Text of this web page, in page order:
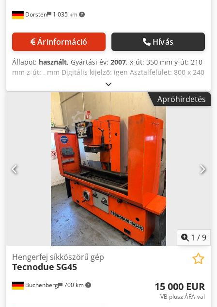
Dorsten 1 035 km
Árinformáció Hívás
Állapot: használt, Gyártási év: 2007, x-út: 350 mm y-út: 210
mm z-út: . mm Digitális kijelző: igen Asztalfelület: 800 x 240
mm Fordulatszám: 115–1750 ford./perc Előtolás: . m/perc
Kar kinyúlás: . mm Orsólöket: . mm Magasságban állítható
asztal Cjdezk Rczjpfx Adwjrf A műszaki adatok a gyártó
vagy üzemeltető által megadott adatok, ezért kötelezettség
nélküliek. A köztes értékesítés jogát fenntartjuk; kizárólag
az üzleti és értékesítési feltételeink érvényesek. Rólunk
több mint 400 saját gép raktáron több mint 15.000 m²
raktárterület, darukapacitás 70 t több mint 10.000 tétel
tartozék műhelyéhez Ha gépeket, gyártósorokat vagy
üzemét eladna, várjuk megkeresését. További ajánlatokat
talál honlapunkon. A megtekintés előzetes egyeztetéssel
lehetséges. Várjuk látogatását! A Markus Hirsch csapata
Apróhirdetés
1 /9
Buchenberg 700 km
Hengerfej síkköszörű gép
Tecnodue SG45
15 000 EUR
VB plusz ÁFA-val